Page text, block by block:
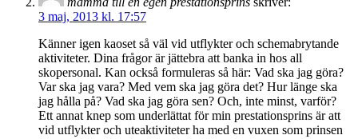
3 maj, 2013 kl. 17:57
Känner igen kaoset så väl vid utflykter och schemabrytande
aktiviteter. Dina frågor är jättebra att banka in hos all
skopersonal. Kan också formuleras så här: Vad ska jag göra?
Var ska jag vara? Med vem ska jag göra det? Hur länge ska
jag hålla på? Vad ska jag göra sen? Och, inte minst, varför?
Ett annat knep som underlättat för min prestationsprins är att
vid utflykter och uteaktiviteter ha med en vuxen som prinsen